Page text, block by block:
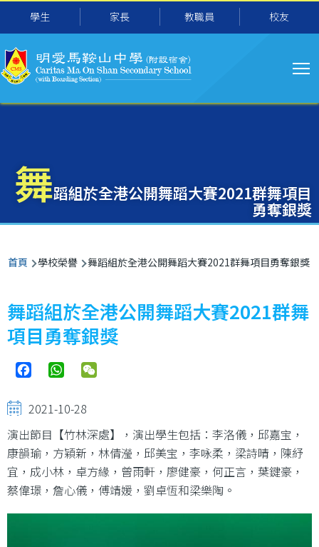
移至主內容
學生 家長 教職員 校友
导
航
舞蹈組於全港公開舞蹈大賽2021群舞項目
勇奪銀獎
導
航
連
結
首頁 學校榮譽 舞蹈組於全港公開舞蹈大賽2021群舞項目勇奪銀獎
舞蹈組於全港公開舞蹈大賽2021群舞
項目勇奪銀獎
FacebookWhatsApp
2021-10-28
演出節目【竹林深處】，演出學生包括：李洛儀，邱嘉宝，
康韻瑜，方穎新，林倩瀅，邱美宝，李咏柔，梁詩晴，陳紓
宜，成小林，卓方緣，曾雨軒，廖健豪，何正言，葉鍵豪，
蔡偉璟，詹心儀，傅靖媛，劉卓恆和梁樂陶。